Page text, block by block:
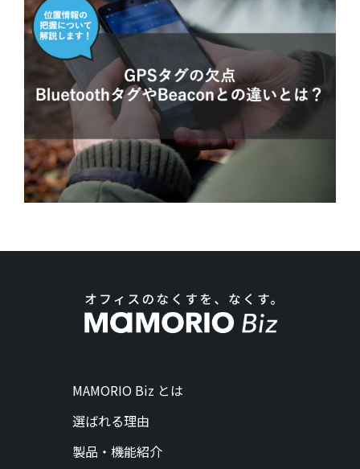
MAMORIO Biz とは
選ばれる理由
製品・機能紹介